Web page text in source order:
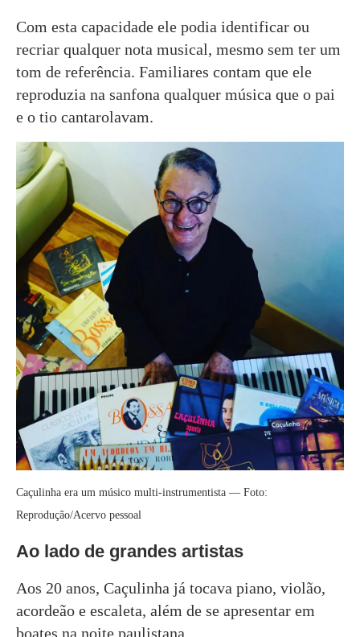
Com esta capacidade ele podia identificar ou
recriar qualquer nota musical, mesmo sem ter um
tom de referência. Familiares contam que ele
reproduzia na sanfona qualquer música que o pai
e o tio cantarolavam.
Caçulinha era um músico multi-instrumentista — Foto:
Reprodução/Acervo pessoal
Ao lado de grandes artistas
Aos 20 anos, Caçulinha já tocava piano, violão,
acordeão e escaleta, além de se apresentar em
boates na noite paulistana.